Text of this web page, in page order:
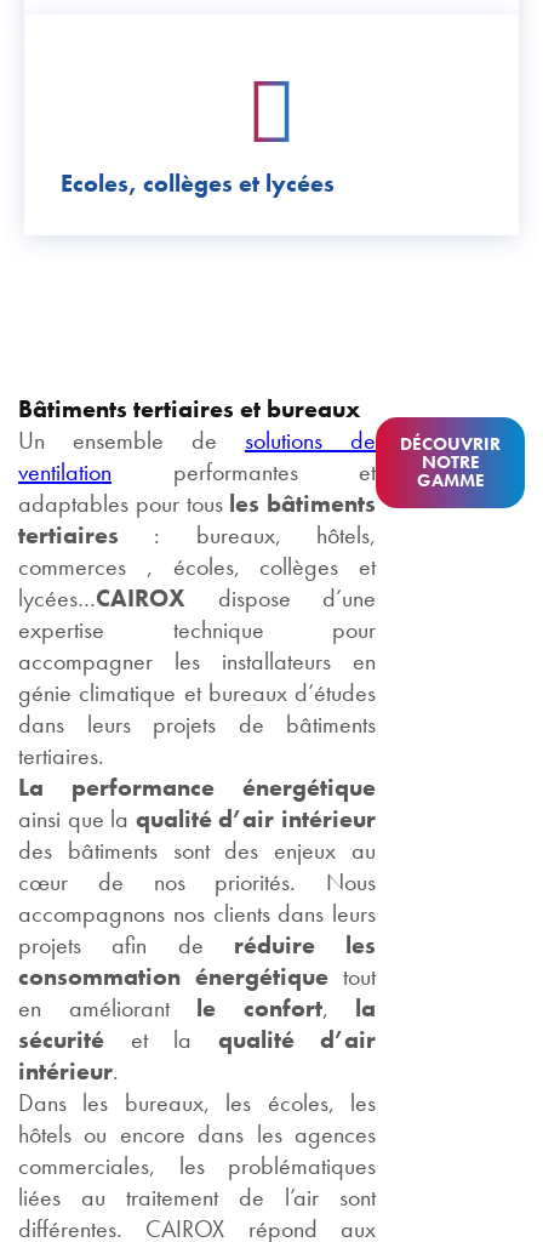
Ecoles, collèges et lycées
Bâtiments tertiaires et bureaux
Un ensemble de solutions de
ventilation performantes et
adaptables pour tous les bâtiments
tertiaires : bureaux, hôtels,
commerces , écoles, collèges et
lycées…CAIROX dispose d’une
expertise technique pour
accompagner les installateurs en
génie climatique et bureaux d’études
dans leurs projets de bâtiments
tertiaires.
La performance énergétique
ainsi que la qualité d’air intérieur
des bâtiments sont des enjeux au
cœur de nos priorités. Nous
accompagnons nos clients dans leurs
projets afin de réduire les
consommation énergétique tout
en améliorant le confort, la
sécurité et la qualité d’air
intérieur.
Dans les bureaux, les écoles, les
hôtels ou encore dans les agences
commerciales, les problématiques
liées au traitement de l’air sont
différentes. CAIROX répond aux
DÉCOUVRIR
NOTRE
GAMME